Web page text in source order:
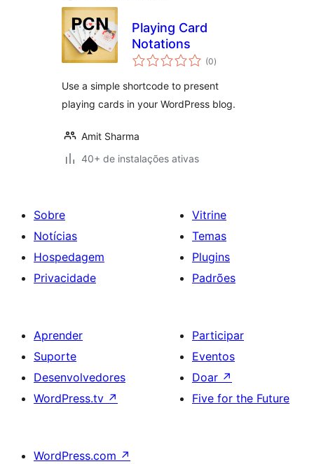
Playing Card
Notations
(0total
de
)
Use a simple shortcode to present
playing cards in your WordPress blog.
Amit Sharma
40+ de instalações ativas
Sobre
Notícias
Hospedagem
Privacidade
Vitrine
Temas
Plugins
Padrões
Aprender
Suporte
Desenvolvedores
WordPress.tv ↗
Participar
Eventos
Doar ↗
Five for the Future
WordPress.com ↗